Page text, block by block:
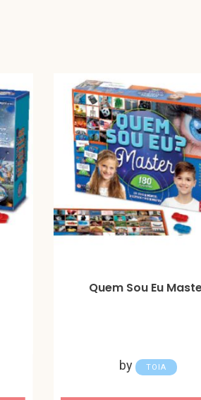
Quem Sou Eu
by TOIA